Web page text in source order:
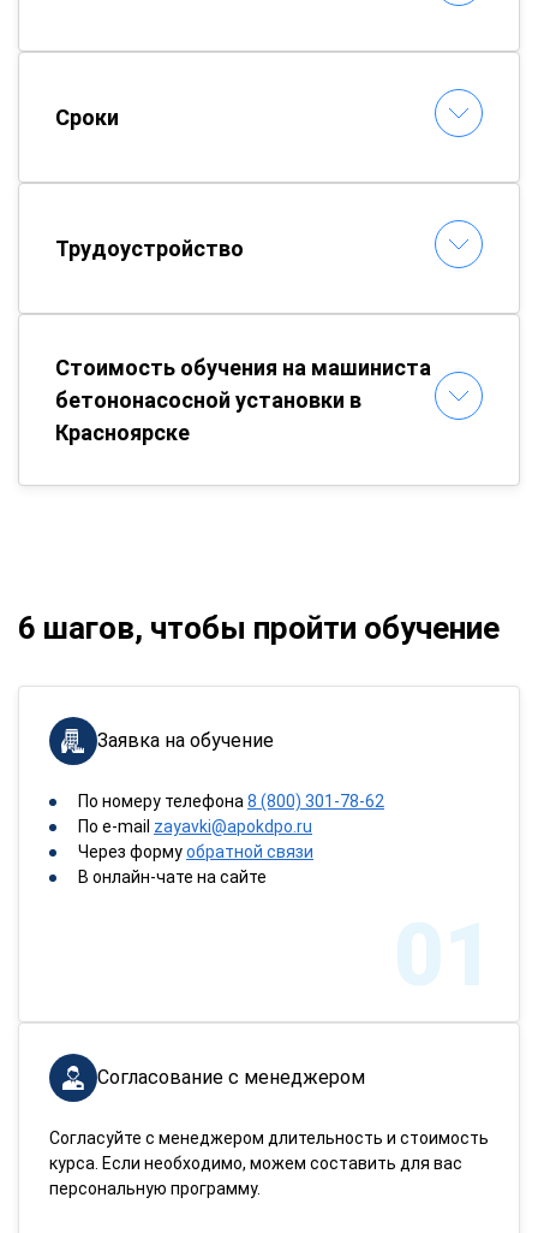
Сроки
Трудоустройство
Стоимость обучения на машиниста
бетононасосной установки в
Красноярске
6 шагов, чтобы пройти обучение
Заявка на обучение
По номеру телефона 8 (800) 301-78-62
По e-mail zayavki@apokdpo.ru
Через формуобратной связи
В онлайн-чате на сайте
01
Согласование с менеджером
Согласуйте с менеджером длительность и стоимость
курса. Если необходимо, можем составить для вас
персональную программу.